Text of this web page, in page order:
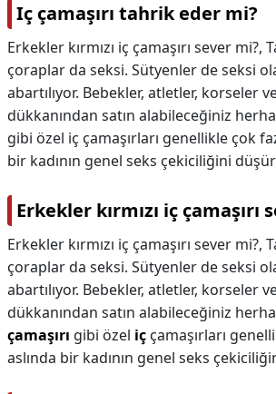
Iç çamaşırı tahrik eder mi?
Erkekler kırmızı iç çamaşırı sever mi?,
çoraplar da seksi. Sütyenler de seksi
abartılıyor. Bebekler, atletler, korseler
dükkanından satın alabileceğiniz
gibi özel iç çamaşırları genellikle çok
bir kadının genel seks çekiciliğini
Erkekler kırmızı iç çamaşırı
Erkekler kırmızı iç çamaşırı sever mi?,
çoraplar da seksi. Sütyenler de seksi
abartılıyor. Bebekler, atletler, korseler
dükkanından satın alabileceğiniz
çamaşırı gibi özel iç çamaşırları
aslında bir kadının genel seks